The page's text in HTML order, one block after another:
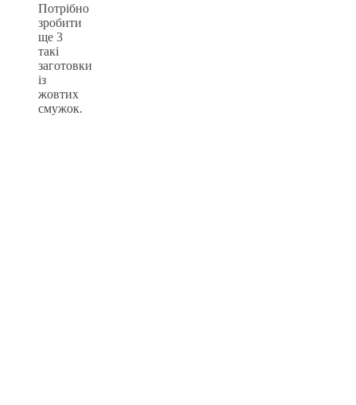
Потрібно
зробити
ще 3
такі
заготовки
із
жовтих
смужок.